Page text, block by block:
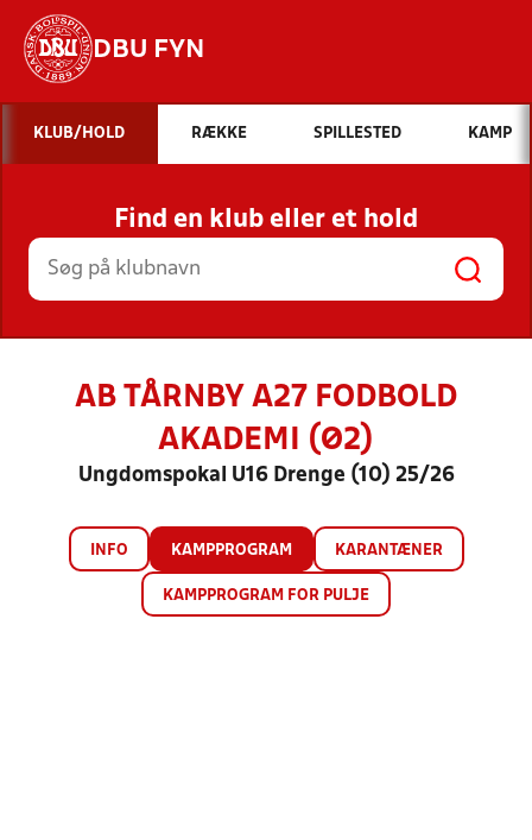
DBU FYN
Hvad vil du søge efter?
INDHOLD OG NYHEDER
STILLINGER, RESULTATER, KLUBBER OG
HOLD
KLUB/HOLD RÆKKE SPILLESTED KAMP
Find en klub eller et hold
AB TÅRNBY A27 FODBOLD
AKADEMI (Ø2)
Ungdomspokal U16 Drenge (10) 25/26
INFO KAMPPROGRAM KARANTÆNER
KAMPPROGRAM FOR PULJE